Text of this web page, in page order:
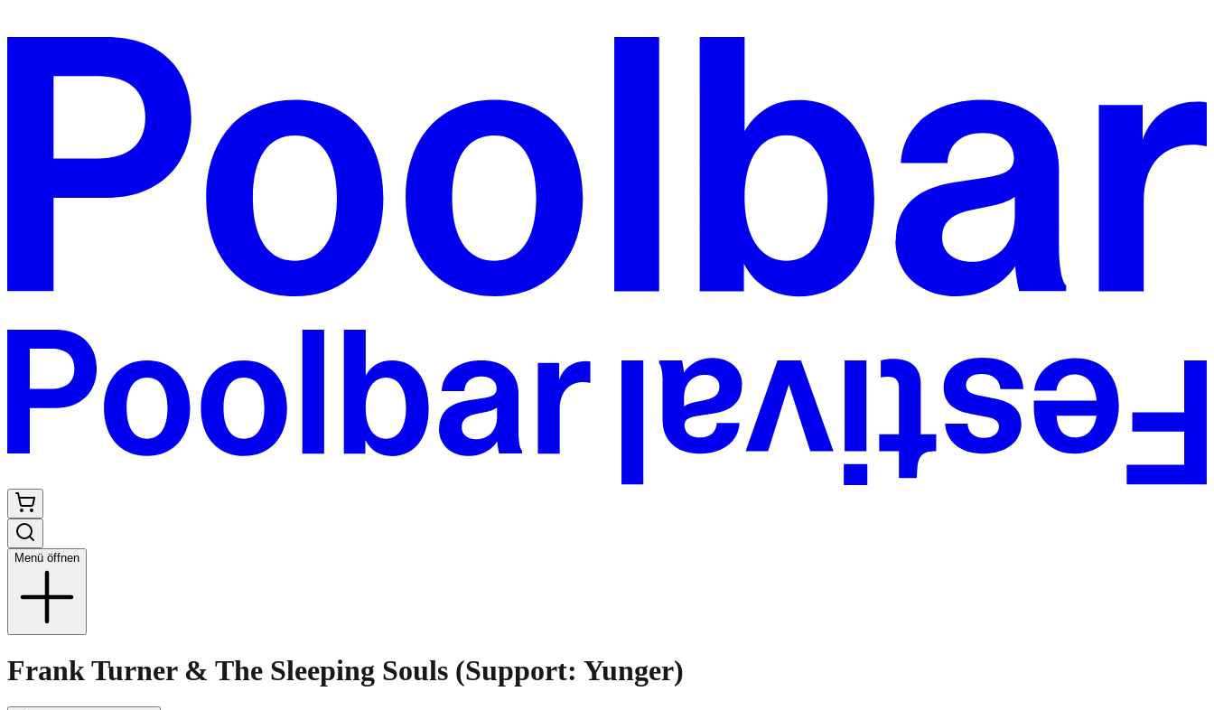
Menü öffnen
Frank Turner & The Sleeping Souls (Support: Yunger)